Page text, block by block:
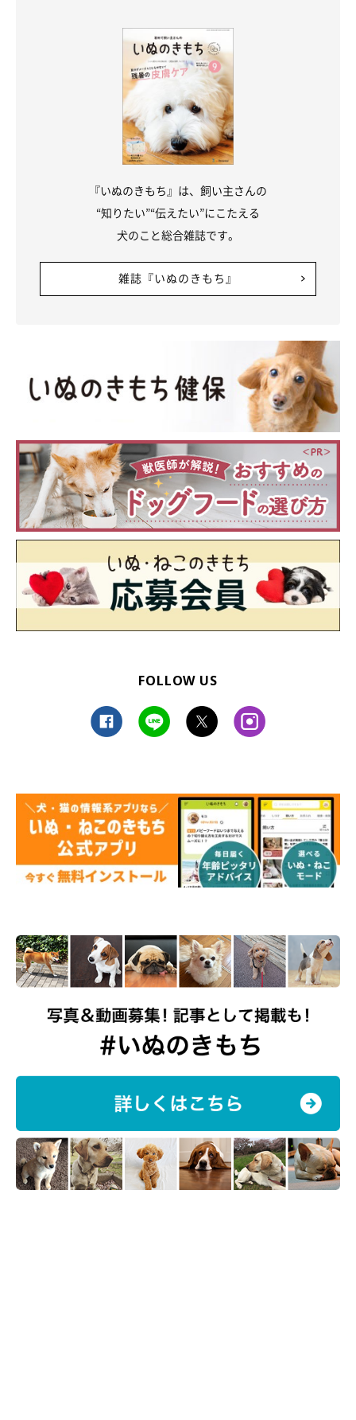
耳をモミモミするのもGOOD❤
このようにわんちゃんがさわられて「気持ちいい～♪」と感じる
リラックスポイントを見つけてナデナデしてみましょう。
わんちゃんは、「いっしょにいると気持ちいいしリラックスでき
るからずっといっしょにいたいな」などと感じて飼い主さんのこ
とが大好きになること間違いなしです。
絆を深めてどんどん仲良しになっちゃいましょうね！
参考／「いぬのきもち」16年2月『愛犬と気持ちが通じるつきあ
い方』
（監修：東京・世田谷のしつけスクール Can！Do！Pet Dog
『いぬのきもち』は、飼い主さんの
“知りたい”“伝えたい”にこたえる
犬のこと総合雑誌です。
雑誌『いぬのきもち』
FOLLOW US